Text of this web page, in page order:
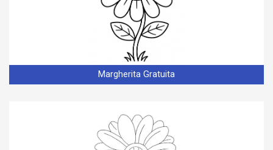
Margherita Gratuita